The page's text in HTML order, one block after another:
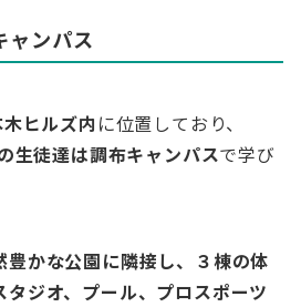
ャンパス
ヒルズ内 に位置しており、
生徒達は調布キャンパスで学び
豊かな公園に隣接し、３棟の体
ジオ、プール、プロスポーツ